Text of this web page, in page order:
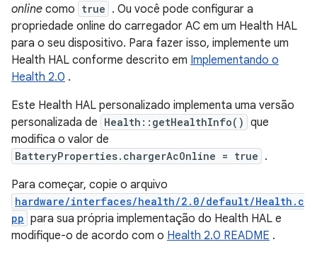
online como true . Ou você pode configurar a
propriedade online do carregador AC em um Health HAL
para o seu dispositivo. Para fazer isso, implemente um
Health HAL conforme descrito em Implementando o
Health 2.0 .
Este Health HAL personalizado implementa uma versão
personalizada de Health::getHealthInfo() que
modifica o valor de
BatteryProperties.chargerAcOnline = true .
Para começar, copie o arquivo
hardware/interfaces/health/2.0/default/Health.c
pp para sua própria implementação do Health HAL e
modifique-o de acordo com o Health 2.0 README .